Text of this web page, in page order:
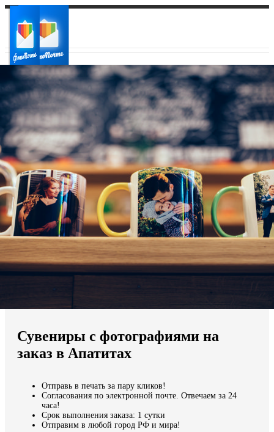
Ваш город:
Ваш регион доставки
Выберите из списка:
Мы доставляем по всему миру
Продолжить без города
Сувениры с фотографиями на
заказ в Апатитах
Отправь в печать за пару кликов!
Согласования по электронной почте. Отвечаем за 24
часа!
Срок выполнения заказа: 1 сутки
Отправим в любой город РФ и мира!